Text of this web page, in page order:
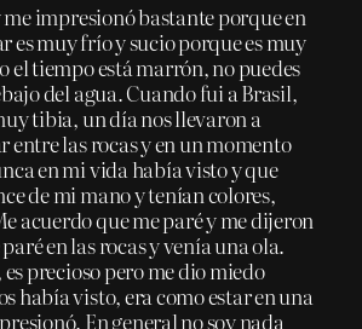
me impresionó bastante porque en
es muy frío y sucio porque es muy
tiempo está marrón, no puedes
del agua. Cuando fui a Brasil,
tibia, un día nos llevaron a
entre las rocas y en un momento
en mi vida había visto y que
de mi mano y tenían colores,
acuerdo que me paré y me dijeron
en las rocas y venía una ola.
precioso pero me dio miedo
había visto, era como estar en una
En general no soy nada